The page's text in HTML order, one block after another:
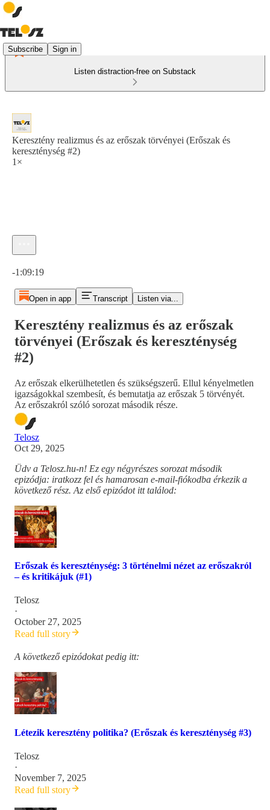
Subscribe Sign in
Listen distraction-free on Substack
Keresztény realizmus és az erőszak törvényei (Erőszak és
kereszténység #2)
1×
-1:09:19
Open in app Transcript Listen via...
Keresztény realizmus és az erőszak
törvényei (Erőszak és kereszténység
#2)
Az erőszak elkerülhetetlen és szükségszerű. Ellul kényelmetlen
igazságokkal szembesít, és bemutatja az erőszak 5 törvényét.
Az erőszakról szóló sorozat második része.
Telosz
Oct 29, 2025
Üdv a Telosz.hu-n! Ez egy négyrészes sorozat második
epizódja: iratkozz fel és hamarosan e-mail-fiókodba érkezik a
következő rész. Az első epizódot itt találod:
Erőszak és kereszténység: 3 történelmi nézet az erőszakról
– és kritikájuk (#1)
Telosz
·
October 27, 2025
Read full story
A következő epizódokat pedig itt:
Létezik keresztény politika? (Erőszak és kereszténység #3)
Telosz
·
November 7, 2025
Read full story